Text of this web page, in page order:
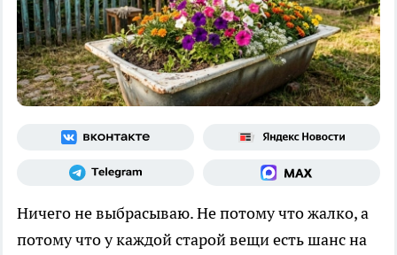
Ничего не выбрасываю. Не потому что жалко, а
потому что у каждой старой вещи есть шанс на